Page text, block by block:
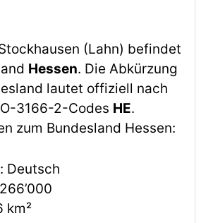
(Lahn) befindet
Hessen. Die Abkürzung
lautet offiziell nach
3166-2-Codes HE.
zum Bundesland Hessen:
Deutsch
km²